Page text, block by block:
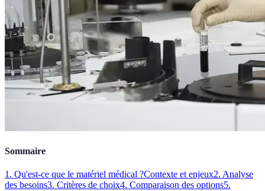
Sommaire
1. Qu'est-ce que le matériel médical ?Contexte et enjeux2. Analyse
des besoins3. Critères de choix4. Comparaison des options5.